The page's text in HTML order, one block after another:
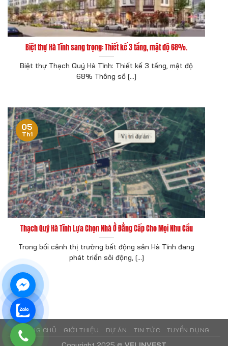
Biệt thự Hà Tĩnh sang trọng: Thiết kế 3 tầng, mật độ 68%.
Biệt thự Thạch Quý Hà Tĩnh: Thiết kế 3 tầng, mật độ
68% Thông số [...]
Thạch Quý Hà Tĩnh Lựa Chọn Nhà Ở Đẳng Cấp Cho Mọi Nhu Cầu
Trong bối cảnh thị trường bất động sản Hà Tĩnh đang
phát triển sôi động, [...]
05
Th1
TRANG CHỦ GIỚI THIỆU DỰ ÁN TIN TỨC TUYỂN DỤNG